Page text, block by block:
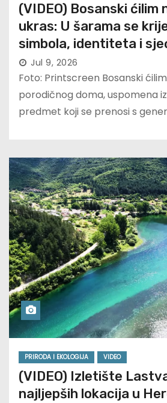
(VIDEO) Bosanski ćilim
ukras: U šarama se
simbola, identiteta i
Jul 9, 2026
Foto: Printscreen Bosanski
porodičnog doma, uspomena
predmet koji se prenosi s
PRIRODA I EKOLOGIJA VIDEO
(VIDEO) Izletište
najljepših lokacija u